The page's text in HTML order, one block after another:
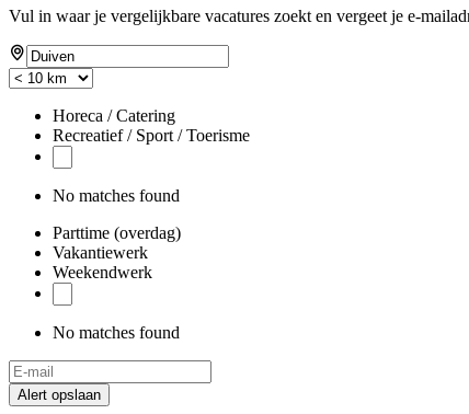
Vul in waar je vergelijkbare vacatures zoekt en vergeet je e-
Horeca / Catering
Recreatief / Sport / Toerisme
No matches found
Parttime (overdag)
Vakantiewerk
Weekendwerk
No matches found
Alert opslaan